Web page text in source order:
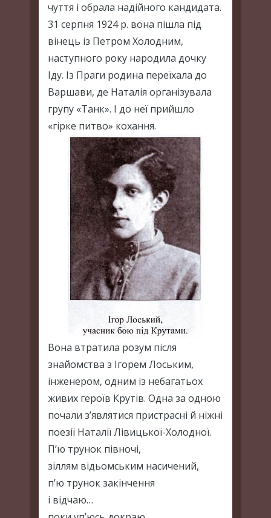
чуття і обрала надійного кандидата.
31 серпня 1924 р. вона пішла під
вінець із Петром Холодним,
наступного року народила дочку
Іду. Із Праги родина переїхала до
Варшави, де Наталія організувала
групу «Танк». І до неї прийшло
«гірке питво» кохання.
Вона втратила розум після
знайомства з Ігорем Лоським,
інженером, одним із небагатьох
живих героїв Крутів. Одна за одною
почали з’являтися пристрасні й ніжні
поезії Наталії Лівицької-Холодної.
П’ю трунок півночі,
зіллям відьомським насичений,
п’ю трунок закінчення
і відчаю…